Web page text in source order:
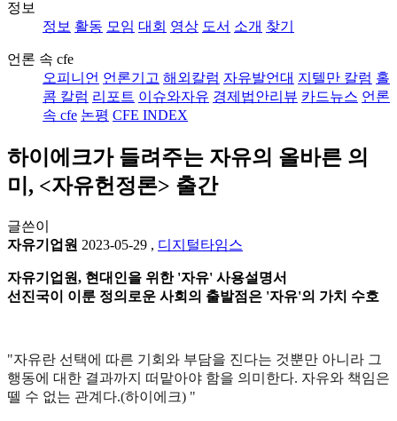
정보
정보 활동 모임 대회 영상 도서 소개 찾기
언론 속 cfe
오피니언 언론기고 해외칼럼 자유발언대 지텔만 칼럼 홀
콤 칼럼 리포트 이슈와자유 경제법안리뷰 카드뉴스 언론
속 cfe 논평 CFE INDEX
하이에크가 들려주는 자유의 올바른 의
미, <자유헌정론> 출간
글쓴이
자유기업원 2023-05-29 , 디지털타임스
자유기업원, 현대인을 위한 '자유' 사용설명서
선진국이 이룬 정의로운 사회의 출발점은 '자유'의 가치 수호
"자유란 선택에 따른 기회와 부담을 진다는 것뿐만 아니라 그
행동에 대한 결과까지 떠맡아야 함을 의미한다. 자유와 책임은
뗄 수 없는 관계다.(하이에크) "